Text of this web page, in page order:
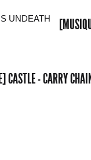
CASTLE - CARRY